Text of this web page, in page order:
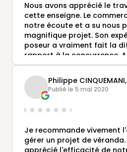
Nous avons apprécié le
cette enseigne. Le
notre écoute et a su nous
magnifique projet. Son
poseur a vraiment fait la
rapport à la concurrence.
véranda est parfaitement
maison. Au top,
Philippe CINQUEMANI,
Publié le 5 mai 2020
Je recommande vivement
gérer un projet de